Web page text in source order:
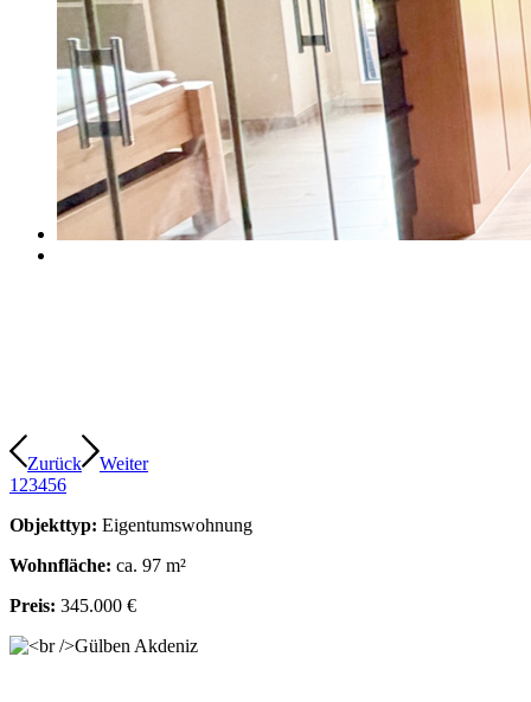
Zurück
Weiter
1 23456
Objekttyp: Eigentumswohnung
Wohnfläche: ca. 97 m²
Preis: 345.000 €